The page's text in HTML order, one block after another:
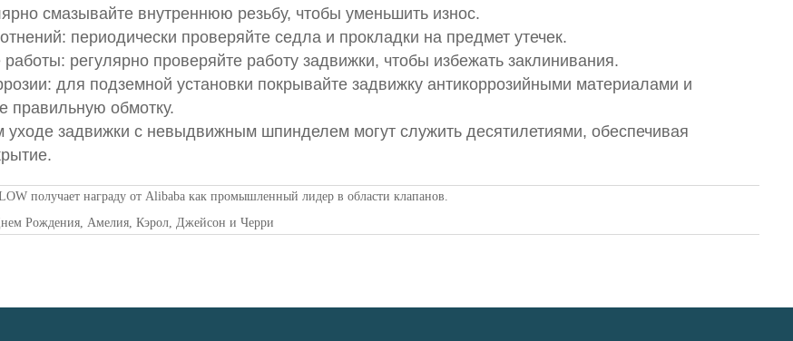
смазывайте внутреннюю резьбу, чтобы уменьшить износ.
периодически проверяйте седла и прокладки на предмет утечек.
работы: регулярно проверяйте работу задвижки, чтобы избежать заклинивания.
для подземной установки покрывайте задвижку антикоррозийными материалами и
правильную обмотку.
уходе задвижки с невыдвижным шпинделем могут служить десятилетиями, обеспечивая
получает награду от Alibaba как промышленный лидер в области клапанов.
Рождения, Амелия, Кэрол, Джейсон и Черри